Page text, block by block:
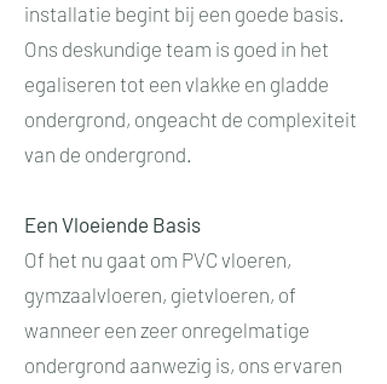
installatie begint bij een goede basis.
Ons deskundige team is goed in het
egaliseren tot een vlakke en gladde
ondergrond, ongeacht de complexiteit
van de ondergrond.
Een Vloeiende Basis
Of het nu gaat om PVC vloeren,
gymzaalvloeren, gietvloeren, of
wanneer een zeer onregelmatige
ondergrond aanwezig is, ons ervaren